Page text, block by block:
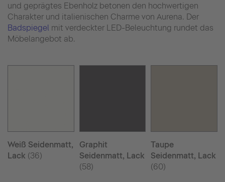
und geprägtes Ebenholz betonen den hochwertigen
Charakter und italienischen Charme von Aurena. Der
Badspiegel mit verdeckter LED-Beleuchtung rundet das
Möbelangebot ab.
Weiß Seidenmatt,
Lack (36)
Graphit
Seidenmatt, Lack
(58)
Taupe
Seidenmatt, Lack
(60)